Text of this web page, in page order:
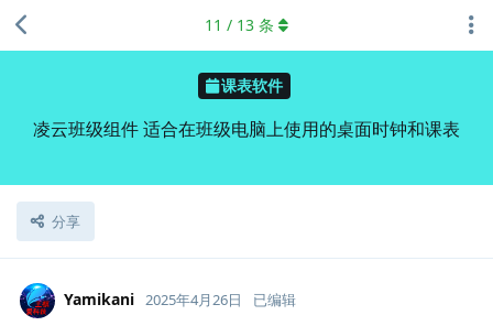
课表软件
凌云班级组件 适合在班级电脑上使用的桌面时钟和课表
分享
11 / 13 条
Yamikani 2025年4月26日 已编辑